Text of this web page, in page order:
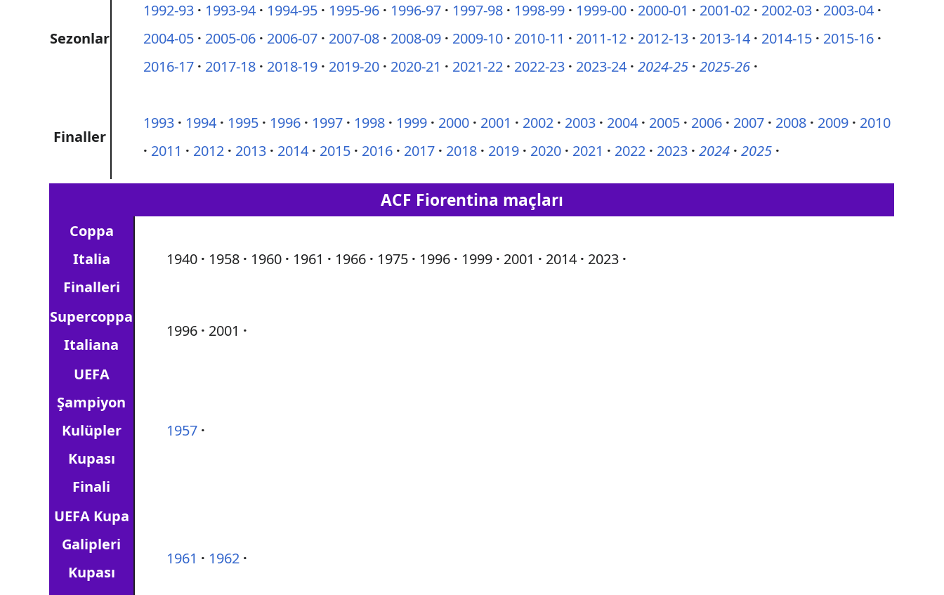
Sezonlar
1992-93 1993-94 1994-95 1995-96 1996-97 1997-98 1998-99 1999-00 2000-01 2001-02 2002-03
2003-04
2004-05
2005-06 2006-07 2007-08 2008-09 2009-10 2010-11 2011-12 2012-13 2013-14 2014-15
2015-16
2016-17
2017-18 2018-19 2019-20 2020-21 2021-22 2022-23 2023-24 2024-25 2025-26
Finaller
1993 1994 1995 1996 1997 1998 1999 2000 2001 2002 2003 2004 2005 2006 2007 2008 2009
2010
2011
2012 2013 2014 2015 2016 2017 2018 2019 2020 2021 2022 2023 2024 2025
ACF Fiorentina maçları
Coppa
Italia
Finalleri
1940 1958 1960 1961 1966 1975 1996 1999 2001 2014 2023
Supercoppa
Italiana
1996 2001
UEFA
Şampiyon
Kulüpler
Kupası
Finali
1957
UEFA Kupa
Galipleri
Kupası
1961 1962